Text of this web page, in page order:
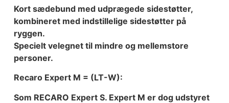
Kort sædebund med udprægede sidestøtter,
kombineret med indstillelige sidestøtter på
ryggen.
Specielt velegnet til mindre og mellemstore
personer.
Recaro Expert M = (LT-W):
Som RECARO Expert S. Expert M er dog udstyret